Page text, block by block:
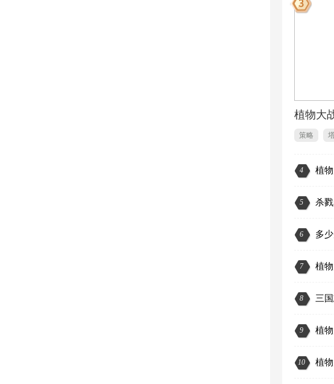
1
植物大
策略
4 植
5 杀
6 多
7 植
8
9 植
10 植